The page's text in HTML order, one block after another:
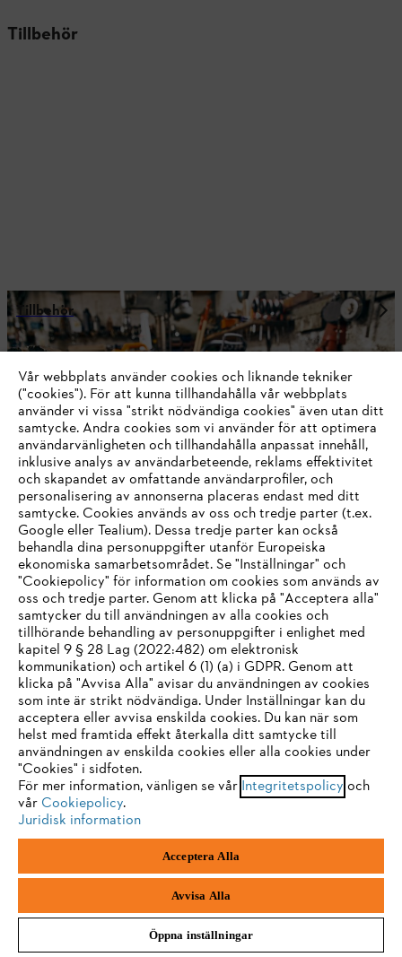
Tillbehör
Tillbehör
DRIV- OCH SMÖRJMEDEL
PERSONLIG SKYDDSUTRUSTNING
IHR BROWSER WIRD NICHT
UNTERSTÜTZT
Sie nutzen einen Browser, den wir noch nicht unterstützen. Für
eine optimale Nutzung unserer Seite empfehlen wir Ihnen, zu
einem der folgenden Browser zu wechseln:
Firefox Chrome
Vår webbplats använder cookies och liknande tekniker
("cookies"). För att kunna tillhandahålla vår webbplats
använder vi vissa "strikt nödvändiga cookies" även utan ditt
samtycke. Andra cookies som vi använder för att optimera
användarvänligheten och tillhandahålla anpassat innehåll,
inklusive analys av användarbeteende, reklams effektivitet
och skapandet av omfattande användarprofiler, och
personalisering av annonserna placeras endast med ditt
samtycke. Cookies används av oss och tredje parter (t.ex.
Google eller Tealium). Dessa tredje parter kan också
behandla dina personuppgifter utanför Europeiska
ekonomiska samarbetsområdet. Se "Inställningar" och
"Cookiepolicy" för information om cookies som används av
oss och tredje parter. Genom att klicka på "Acceptera alla"
samtycker du till användningen av alla cookies och
tillhörande behandling av personuppgifter i enlighet med
kapitel 9 § 28 Lag (2022:482) om elektronisk
kommunikation) och artikel 6 (1) (a) i GDPR. Genom att
klicka på "Avvisa Alla" avisar du användningen av cookies
som inte är strikt nödvändiga. Under Inställningar kan du
acceptera eller avvisa enskilda cookies. Du kan när som
helst med framtida effekt återkalla ditt samtycke till
användningen av enskilda cookies eller alla cookies under
"Cookies" i sidfoten.
För mer information, vänligen se vår Integritetspolicy och
vår Cookiepolicy.
Juridisk information
Acceptera Alla
Avvisa Alla
Öppna inställningar